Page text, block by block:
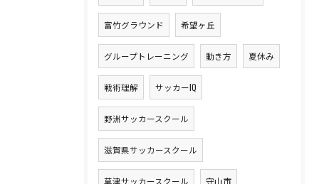
富竹グラウンド 希望ヶ丘
グループトレーニング 動き方 夏休み
戦術理解 サッカーIQ
野洲サッカースクール
滋賀県サッカースクール
草津サッカースクール 守山市